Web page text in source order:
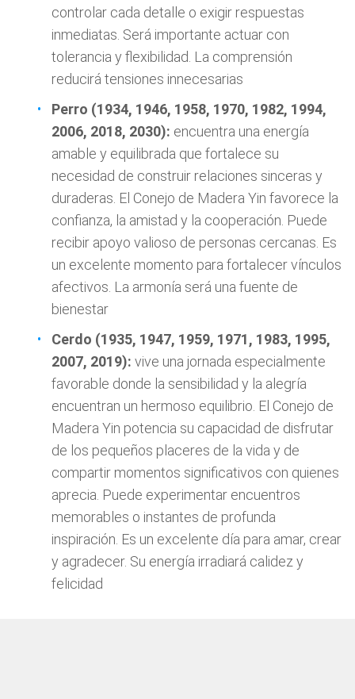
controlar cada detalle o exigir respuestas
inmediatas. Será importante actuar con
tolerancia y flexibilidad. La comprensión
reducirá tensiones innecesarias
Perro (1934, 1946, 1958, 1970, 1982, 1994,
2006, 2018, 2030): encuentra una energía
amable y equilibrada que fortalece su
necesidad de construir relaciones sinceras y
duraderas. El Conejo de Madera Yin favorece la
confianza, la amistad y la cooperación. Puede
recibir apoyo valioso de personas cercanas. Es
un excelente momento para fortalecer vínculos
afectivos. La armonía será una fuente de
bienestar
Cerdo (1935, 1947, 1959, 1971, 1983, 1995,
2007, 2019): vive una jornada especialmente
favorable donde la sensibilidad y la alegría
encuentran un hermoso equilibrio. El Conejo de
Madera Yin potencia su capacidad de disfrutar
de los pequeños placeres de la vida y de
compartir momentos significativos con quienes
aprecia. Puede experimentar encuentros
memorables o instantes de profunda
inspiración. Es un excelente día para amar, crear
y agradecer. Su energía irradiará calidez y
felicidad